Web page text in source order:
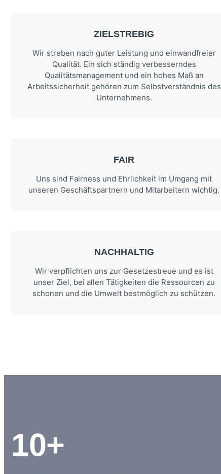
ZIELSTREBIG
Wir streben nach guter Leistung und einwandfreier
Qualität. Ein sich ständig verbesserndes
Qualitätsmanagement und ein hohes Maß an
Arbeitssicherheit gehören zum Selbstverständnis des
Unternehmens.
FAIR
Uns sind Fairness und Ehrlichkeit im Umgang mit
unseren Geschäftspartnern und Mitarbeitern wichtig.
NACHHALTIG
Wir verpflichten uns zur Gesetzestreue und es ist
unser Ziel, bei allen Tätigkeiten die Ressourcen zu
schonen und die Umwelt bestmöglich zu schützen.
10+